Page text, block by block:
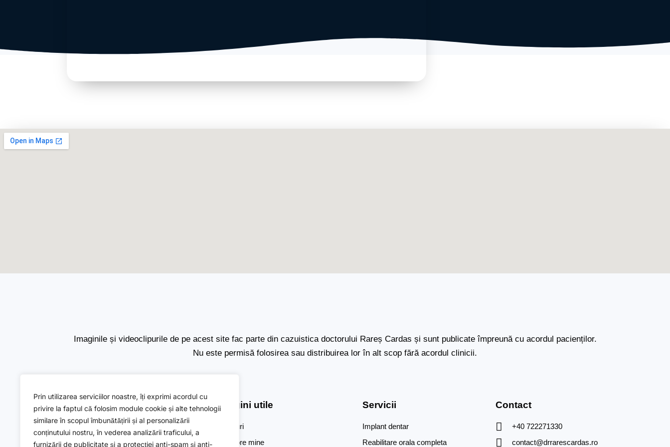
Prin utilizarea serviciilor noastre, îți exprimi acordul cu
privire la faptul că folosim module cookie și alte tehnologii
similare în scopul îmbunătățirii și al personalizării
conținutului nostru, în vederea analizării traficului, a
furnizării de publicitate și a protecției anti-spam și anti-
Imaginile și videoclipurile de pe acest site fac parte din cazuistica doctorului Rareș Cardas și sunt publicate împreună cu acordul pacienților.
Nu este permisă folosirea sau distribuirea lor în alt scop fără acordul clinicii.
Legal
Politica de confidențialitate
Politica de utilizare cookies
Pagini utile
Prețuri
Despre mine
Servicii
Implant dentar
Reabilitare orala completa
Contact
+40 722271330
contact@drrarescardas.ro